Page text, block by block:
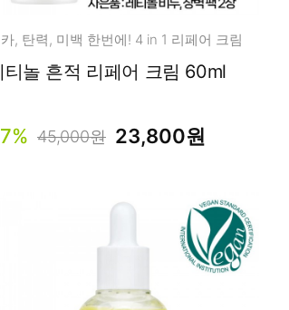
, 탄력, 미백 한번에! 4 in 1 리페어 크림
레티놀 흔적 리페어 크림 60ml
45,000원 23,800원